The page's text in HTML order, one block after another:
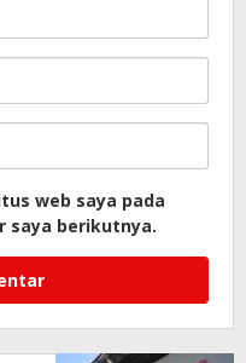
web saya pada
saya berikutnya.